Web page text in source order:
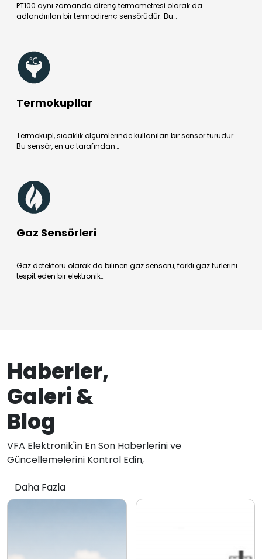
PT100 aynı zamanda direnç termometresi olarak da
adlandırılan bir termodirenç sensörüdür. Bu…
Termokupllar
Termokupl, sıcaklık ölçümlerinde kullanılan bir sensör türüdür.
Bu sensör, en uç tarafından…
Gaz Sensörleri
Gaz detektörü olarak da bilinen gaz sensörü, farklı gaz türlerini
tespit eden bir elektronik…
Haberler,
Galeri &
Blog
VFA Elektronik'in En Son Haberlerini ve
Güncellemelerini Kontrol Edin,
Daha Fazla